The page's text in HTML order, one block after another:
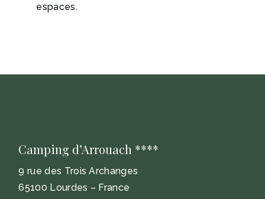
espaces.
Camping d’Arrouach ****
9 rue des Trois Archanges
65100 Lourdes – France